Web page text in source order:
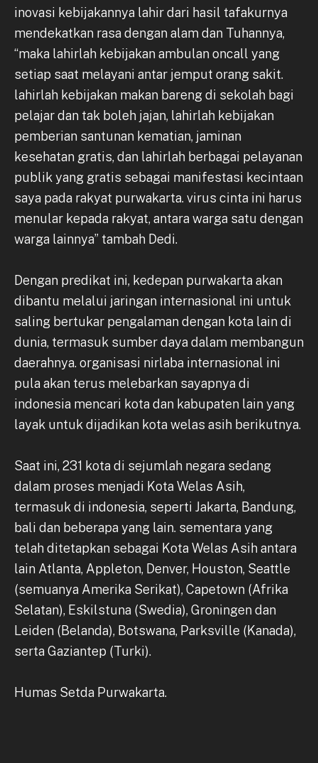
inovasi kebijakannya lahir dari hasil tafakurnya
mendekatkan rasa dengan alam dan Tuhannya,
“maka lahirlah kebijakan ambulan oncall yang
setiap saat melayani antar jemput orang sakit.
lahirlah kebijakan makan bareng di sekolah bagi
pelajar dan tak boleh jajan, lahirlah kebijakan
pemberian santunan kematian, jaminan
kesehatan gratis, dan lahirlah berbagai pelayanan
publik yang gratis sebagai manifestasi kecintaan
saya pada rakyat purwakarta. virus cinta ini harus
menular kepada rakyat, antara warga satu dengan
warga lainnya” tambah Dedi.
Dengan predikat ini, kedepan purwakarta akan
dibantu melalui jaringan internasional ini untuk
saling bertukar pengalaman dengan kota lain di
dunia, termasuk sumber daya dalam membangun
daerahnya. organisasi nirlaba internasional ini
pula akan terus melebarkan sayapnya di
indonesia mencari kota dan kabupaten lain yang
layak untuk dijadikan kota welas asih berikutnya.
Saat ini, 231 kota di sejumlah negara sedang
dalam proses menjadi Kota Welas Asih,
termasuk di indonesia, seperti Jakarta, Bandung,
bali dan beberapa yang lain. sementara yang
telah ditetapkan sebagai Kota Welas Asih antara
lain Atlanta, Appleton, Denver, Houston, Seattle
(semuanya Amerika Serikat), Capetown (Afrika
Selatan), Eskilstuna (Swedia), Groningen dan
Leiden (Belanda), Botswana, Parksville (Kanada),
serta Gaziantep (Turki).
Humas Setda Purwakarta.